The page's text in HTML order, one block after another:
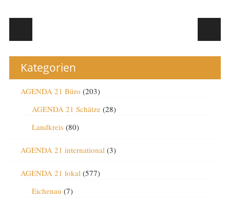
Post navigation
Kategorien
AGENDA 21 Büro (203)
AGENDA 21 Schätze(28)
Landkreis(80)
AGENDA 21 international(3)
AGENDA 21 lokal(577)
Eichenau (7)